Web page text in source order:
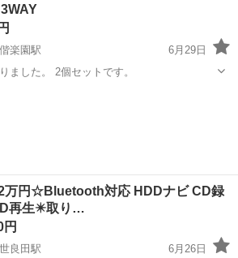
楽園駅
6月29日
ました。 2個セットです。
万円☆Bluetooth対応 HDDナビ CD録
再生✴️取り…
円
良田駅
6月26日